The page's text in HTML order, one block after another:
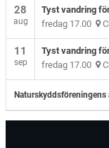
28
aug
Tyst vandring
fredag 17.00
11
sep
Tyst vandring
fredag 17.00
Naturskyddsföreningens